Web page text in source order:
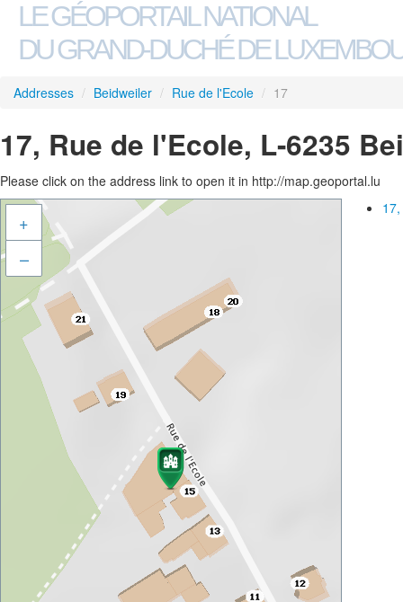
LE GÉOPORTAIL NATIONAL
DU GRAND-DUCHÉ DE
Addresses / Beidweiler / Rue de l'Ecole / 17
17, Rue de l'Ecole, L-6235
Please click on the address link to open it in http://map.geoportal.lu
+
–